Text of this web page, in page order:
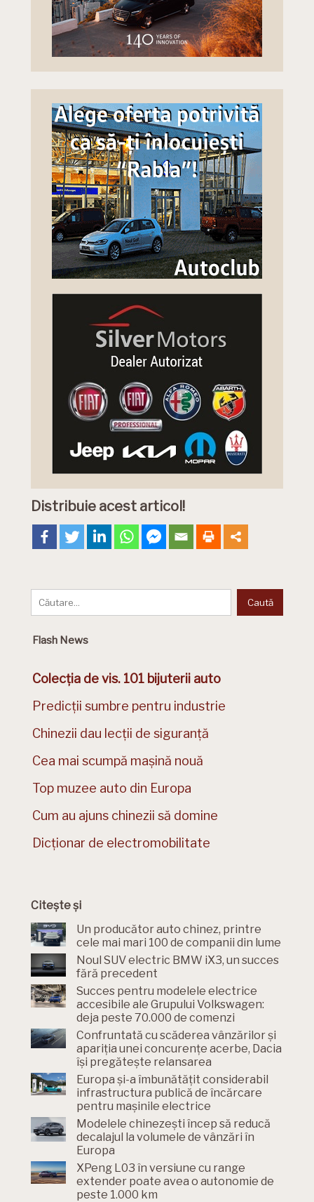
Distribuie acest articol!
Flash News
Colecția de vis. 101 bijuterii auto
Predicții sumbre pentru industrie
Chinezii dau lecții de siguranță
Cea mai scumpă mașină nouă
Top muzee auto din Europa
Cum au ajuns chinezii să domine
Dicționar de electromobilitate
Citește și
Un producător auto chinez, printre
cele mai mari 100 de companii din lume
Noul SUV electric BMW iX3, un succes
fără precedent
Succes pentru modelele electrice
accesibile ale Grupului Volkswagen:
deja peste 70.000 de comenzi
Confruntată cu scăderea vânzărilor și
apariția unei concurențe acerbe, Dacia
își pregătește relansarea
Europa și-a îmbunătățit considerabil
infrastructura publică de încărcare
pentru mașinile electrice
Modelele chinezești încep să reducă
decalajul la volumele de vânzări în
Europa
XPeng L03 în versiune cu range
extender poate avea o autonomie de
peste 1.000 km